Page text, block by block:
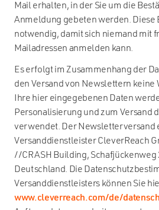
Mail erhalten, in der Sie um die
Anmeldung gebeten werden. Diese
notwendig, damit sich niemand mit
Mailadressen anmelden kann.
Es erfolgt im Zusammenhang der
den Versand von Newslettern keine
Ihre hier eingegebenen Daten
Personalisierung und zum Versand
verwendet. Der Newsletterversand
Versanddienstleister CleverReach
//CRASH Building, Schafjückenweg
Deutschland. Die
Versanddienstleisters können Sie
www.cleverreach.com/de/